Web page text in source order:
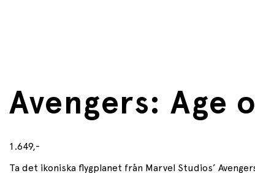
Avengers: Age
1.649,-
Ta det ikoniska flygplanet från Marvel Studios’